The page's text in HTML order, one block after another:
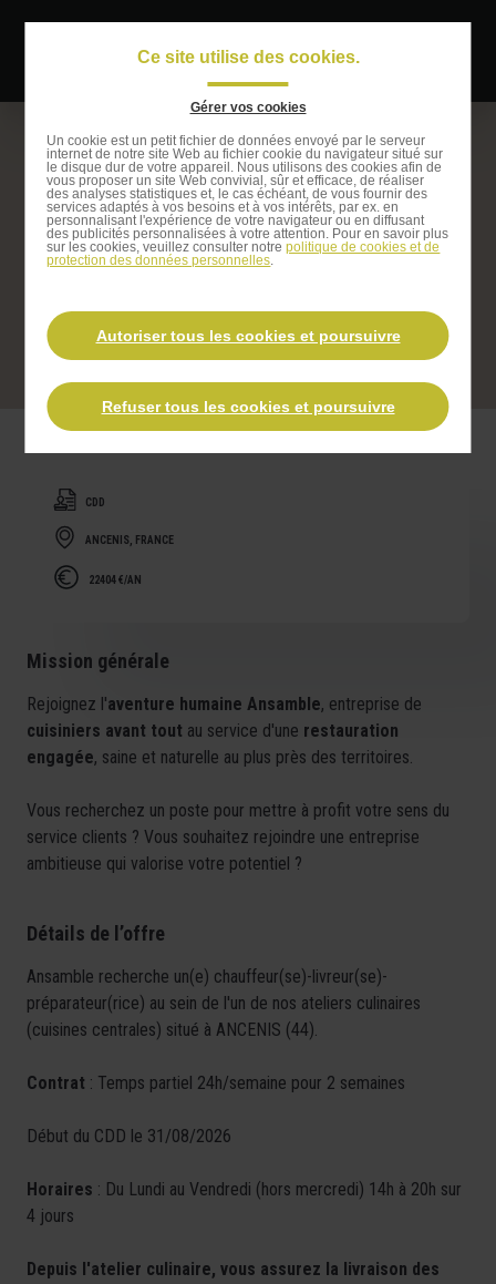
principal
recherche
Chauffeur-livreur-préparateur
Postuler à cette offre
CDD
ANCENIS, FRANCE
22404 €/AN
Mission générale
Rejoignez l'aventure humaine Ansamble, entreprise de
cuisiniers avant tout au service d'une restauration
engagée, saine et naturelle au plus près des territoires.
Vous recherchez un poste pour mettre à profit votre sens du
service clients ? Vous souhaitez rejoindre une entreprise
ambitieuse qui valorise votre potentiel ?
Détails de l’offre
Ansamble recherche un(e) chauffeur(se)-livreur(se)-
préparateur(rice) au sein de l'un de nos ateliers culinaires
(cuisines centrales) situé à ANCENIS (44).
Contrat : Temps partiel 24h/semaine pour 2 semaines
Début du CDD le 31/08/2026
Horaires : Du Lundi au Vendredi (hors mercredi) 14h à 20h sur
4 jours
Depuis l'atelier culinaire, vous assurez la livraison des
Ce site utilise des cookies.
Gérer vos cookies
Un cookie est un petit fichier de données envoyé par le serveur
internet de notre site Web au fichier cookie du navigateur situé sur
le disque dur de votre appareil. Nous utilisons des cookies afin de
vous proposer un site Web convivial, sûr et efficace, de réaliser
des analyses statistiques et, le cas échéant, de vous fournir des
services adaptés à vos besoins et à vos intérêts, par ex. en
personnalisant l'expérience de votre navigateur ou en diffusant
des publicités personnalisées à votre attention. Pour en savoir plus
sur les cookies, veuillez consulter notrepolitique de cookies et de
protection des données personnelles.
Autoriser tous les cookies et poursuivre
Refuser tous les cookies et poursuivre